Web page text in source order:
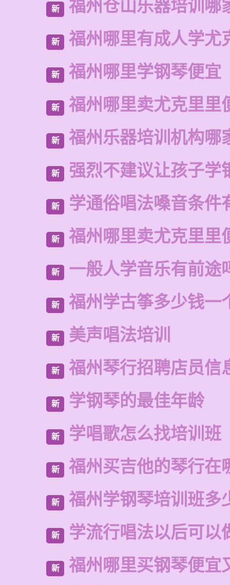
新 福州仓山乐器培训哪
新 福州哪里有成人学尤
新 福州哪里学钢琴便宜
新 福州哪里卖尤克里里
新 福州乐器培训机构哪
新 强烈不建议让孩子学
新 学通俗唱法嗓音条件
新 福州哪里卖尤克里里
新 一般人学音乐有前途
新 福州学古筝多少钱一
新 美声唱法培训
新 福州琴行招聘店员信
新 学钢琴的最佳年龄
新 学唱歌怎么找培训班
新 福州买吉他的琴行在
新 福州学钢琴培训班多
新 学流行唱法以后可以
新 福州哪里买钢琴便宜